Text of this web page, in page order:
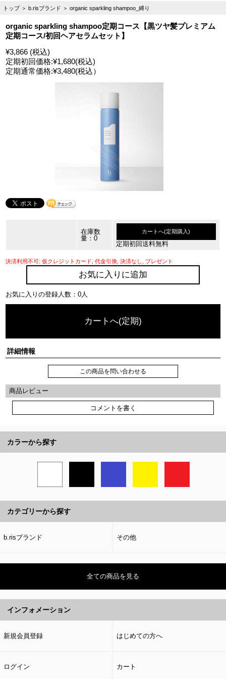
トップ ＞ b.risブランド ＞ organic sparkling shampoo_縛り
organic sparkling shampoo定期コース【黒ツヤ髪プレミアム
定期コース/初回ヘアセラムセット】
¥3,866 (税込)
定期初回価格:¥1,680(税込)
定期通常価格:¥3,480(税込）
在庫数
量：0
カートへ(定期購入)
定期初回送料無料
決済利用不可: 仮クレジットカード, 代金引換, 決済なし, プレゼント
お気に入りに追加
お気に入りの登録人数：0人
カートへ(定期)
詳細情報
この商品を問い合わせる
商品レビュー
コメントを書く
カラーから探す
カテゴリーから探す
b.risブランド その他
全ての商品を見る
インフォメーション
新規会員登録 はじめての方へ
ログイン カート